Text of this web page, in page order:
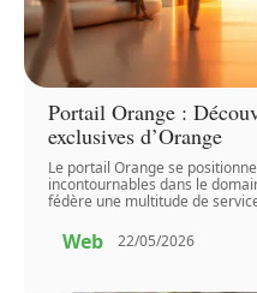
Portail Orange :
exclusives d’Orange
Le portail Orange se
incontournables dans le
fédère une multitude de
Web 22/05/2026